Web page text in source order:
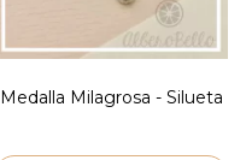
Medalla Milagrosa - Silueta